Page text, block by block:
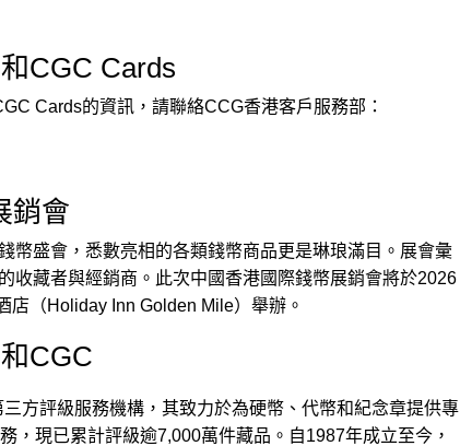
CGC Cards
Cards的資訊，請聯絡CCG香港客戶服務部：
銷會
幣盛會，悉數亮相的各類錢幣商品更是琳琅滿目。展會彙
收藏者與經銷商。此次中國香港國際錢幣展銷會將於2026
（Holiday Inn Golden Mile）舉辦。
CGC
方評級服務機構，其致力於為硬幣、代幣和紀念章提供專
，現已累計評級逾7,000萬件藏品。自1987年成立至今，